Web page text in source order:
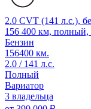
2.0 CVT (141 л.с.),
156 400 км, полный,
Бензин
156400 км.
2.0 / 141 л.с.
Полный
Вариатор
3 владельца